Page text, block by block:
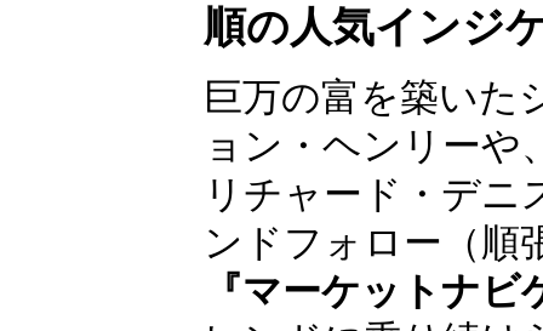
▼ 動画を見る
ダマシを抑え
順の人気インジ
巨万の富を築いた
ョン・ヘンリー